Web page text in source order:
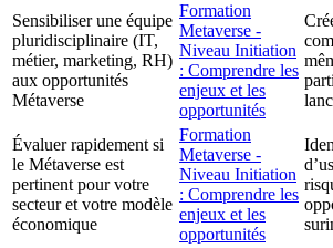
Sensibiliser une équipe
pluridisciplinaire (IT,
métier, marketing, RH)
aux opportunités
Métaverse
Formation
Metaverse -
Niveau Initiation
: Comprendre les
enjeux et les
opportunités
Évaluer rapidement si
le Métaverse est
pertinent pour votre
secteur et votre modèle
économique
Formation
Metaverse -
Niveau Initiation
: Comprendre les
enjeux et les
opportunités